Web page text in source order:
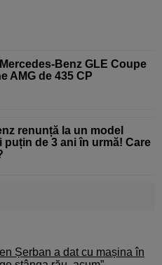
Benz GLE Coupe
AMG de 435 CP
renunță la un model
puțin de 3 ani în urmă! Care
Șerban a dat cu mașina în